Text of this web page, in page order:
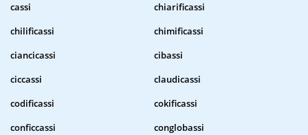
cassi
chiarificassi
chilificassi
chimificassi
ciancicassi
cibassi
ciccassi
claudicassi
codificassi
cokificassi
conficcassi
conglobassi